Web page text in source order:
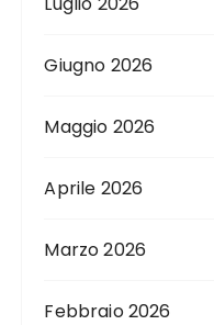
Giugno 2026
Maggio 2026
Aprile 2026
Marzo 2026
Febbraio 2026